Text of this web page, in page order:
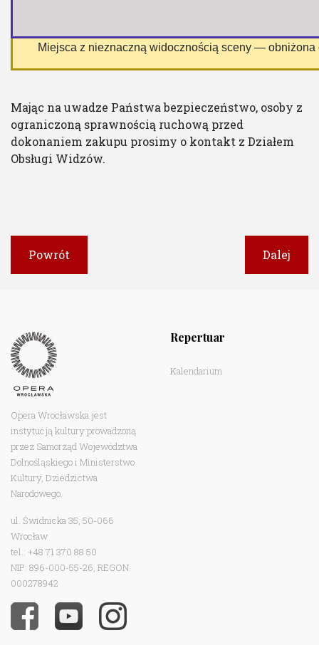
Miejsca z nieznaczną widocznością sceny — obniżona
Mając na uwadze Państwa bezpieczeństwo, osoby z
ograniczoną sprawnością ruchową przed
dokonaniem zakupu prosimy o kontakt z Działem
Obsługi Widzów.
Powrót Dalej
Opera Wrocławska jest
instytucją kultury prowadzoną
przez Samorząd Województwa
Dolnośląskiego i Ministerstwo
Kultury, Dziedzictwa
Narodowego.
ul. Świdnicka 35, 50-066
Wrocław
tel.: +48 71 370 88 50
NIP: 896-000-55-26, REGON:
000278942
Repertuar
Kalendarium